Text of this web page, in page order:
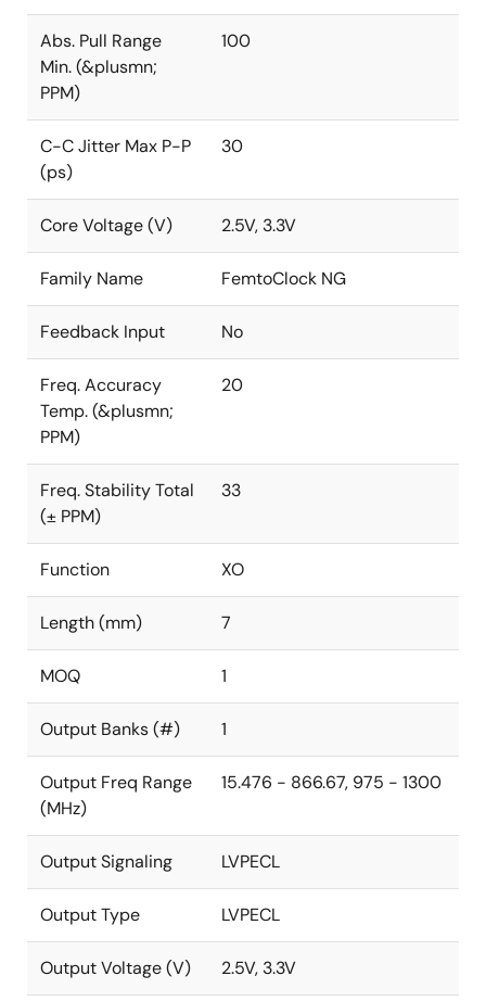
Abs. Pull Range
Min. (&plusmn;
PPM)
100
C-C Jitter Max P-P
(ps)
30
Core Voltage (V) 2.5V, 3.3V
Family Name FemtoClock NG
Feedback Input No
Freq. Accuracy
Temp. (&plusmn;
PPM)
20
Freq. Stability Total
(± PPM)
33
Function XO
Length (mm) 7
MOQ 1
Output Banks (#) 1
Output Freq Range
(MHz)
15.476 - 866.67, 975 - 1300
Output Signaling LVPECL
Output Type LVPECL
Output Voltage (V) 2.5V, 3.3V